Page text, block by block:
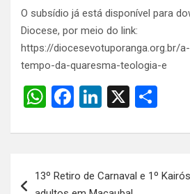
O subsídio já está disponível para
Diocese, por meio do link:
https://diocesevotuporanga.org.br/
tempo-da-quaresma-teologia-e
W
at
A
F
ce
o
Li
ke
n
X
ar
de
13º Retiro de Carnaval e 1º